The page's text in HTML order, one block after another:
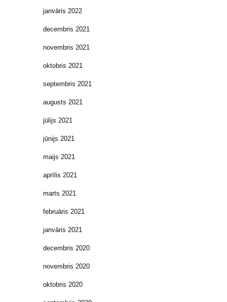
janvāris 2022
decembris 2021
novembris 2021
oktobris 2021
septembris 2021
augusts 2021
jūlijs 2021
jūnijs 2021
maijs 2021
aprīlis 2021
marts 2021
februāris 2021
janvāris 2021
decembris 2020
novembris 2020
oktobris 2020